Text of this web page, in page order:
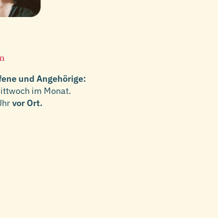
und Angehörige:
im Monat.
vor Ort.